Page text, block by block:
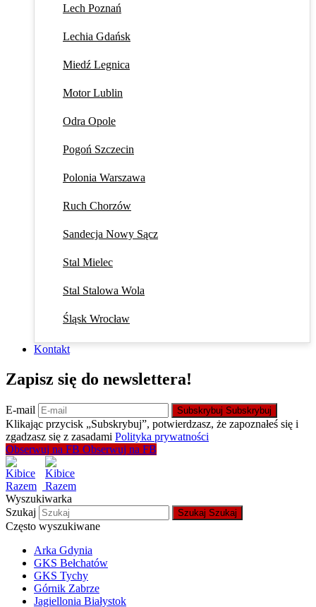
Lech Poznań
Lechia Gdańsk
Miedź Legnica
Motor Lublin
Odra Opole
Pogoń Szczecin
Polonia Warszawa
Ruch Chorzów
Sandecja Nowy Sącz
Stal Mielec
Stal Stalowa Wola
Śląsk Wrocław
Kontakt
Zapisz się do newslettera!
E-mail Subskrybuj Subskrybuj
Klikając przycisk „Subskrybuj”, potwierdzasz, że zapoznałeś się i
zgadzasz się z zasadami Polityka prywatności
Obserwuj na FB Obserwuj na FB
Wyszukiwarka
Szukaj
Szukaj Szukaj
Często wyszukiwane
Arka Gdynia
GKS Bełchatów
GKS Tychy
Górnik Zabrze
Jagiellonia Białystok